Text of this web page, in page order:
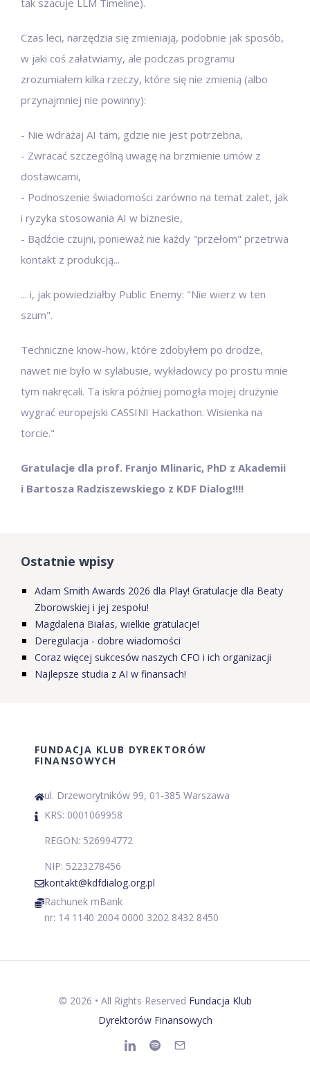
Czas leci, narzędzia się zmieniają, podobnie jak sposób,
w jaki coś załatwiamy, ale podczas programu
zrozumiałem kilka rzeczy, które się nie zmienią (albo
przynajmniej nie powinny):
- Nie wdrażaj AI tam, gdzie nie jest potrzebna,
- Zwracać szczególną uwagę na brzmienie umów z
dostawcami,
- Podnoszenie świadomości zarówno na temat zalet, jak
i ryzyka stosowania AI w biznesie,
- Bądźcie czujni, ponieważ nie każdy "przełom" przetrwa
kontakt z produkcją...
... i, jak powiedziałby Public Enemy: "Nie wierz w ten
szum".
Techniczne know-how, które zdobyłem po drodze,
nawet nie było w sylabusie, wykładowcy po prostu mnie
tym nakręcali. Ta iskra później pomogła mojej drużynie
wygrać europejski CASSINI Hackathon. Wisienka na
torcie."
Gratulacje dla prof. Franjo Mlinaric, PhD z Akademii
i Bartosza Radziszewskiego z KDF Dialog!!!!
Ostatnie wpisy
Adam Smith Awards 2026 dla Play! Gratulacje dla Beaty
Zborowskiej i jej zespołu!
Magdalena Białas, wielkie gratulacje!
Deregulacja - dobre wiadomości
Coraz więcej sukcesów naszych CFO i ich organizacji
Najlepsze studia z AI w finansach!
FUNDACJA KLUB DYREKTORÓW
FINANSOWYCH
ul. Drzeworytników 99, 01-385 Warszawa
KRS: 0001069958
REGON: 526994772
NIP: 5223278456
kontakt@kdfdialog.org.pl
Rachunek mBank
nr: 14 1140 2004 0000 3202 8432 8450
© 2026 • All Rights Reserved Fundacja Klub
Dyrektorów Finansowych